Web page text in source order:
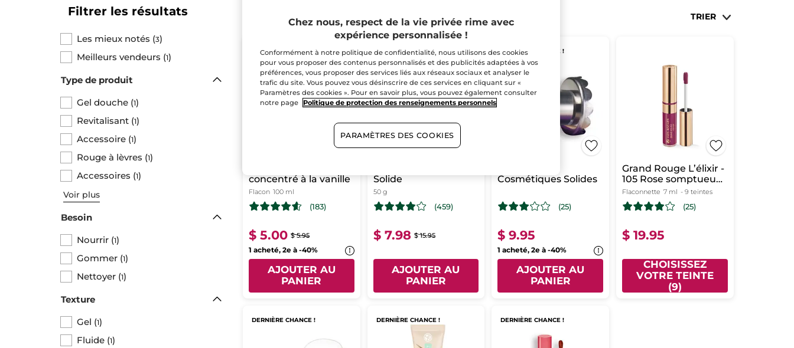
Filtrer les résultats
Les mieux notés (3)
Meilleurs vendeurs (1)
Type de produit
Gel douche (1)
Revitalisant (1)
Accessoire (1)
Rouge à lèvres (1)
Accessoires (1)
Voir plus
Besoin
Nourrir (1)
Gommer (1)
Nettoyer (1)
Texture
Gel (1)
Fluide (1)
TRIER
DERNIÈRE CHANCE !
concentré à la vanille
Flacon 100 ml
(183)
$ 5.00 $ 5.95
1 acheté, 2e à -40%
AJOUTER AU
PANIER
FAVORI
Solide
50 g
(459)
$ 7.98 $ 15.95
AJOUTER AU
PANIER
DERNIÈRE CHANCE !
Cosmétiques Solides
(25)
$ 9.95
1 acheté, 2e à -40%
AJOUTER AU
PANIER
Grand Rouge L’élixir -
105 Rose somptueux
mat
Flaconnette 7 ml - 9 teintes
(25)
$ 19.95
CHOISISSEZ
VOTRE TEINTE
(9)
DERNIÈRE CHANCE ! DERNIÈRE CHANCE ! DERNIÈRE CHANCE !
Chez nous, respect de la vie privée rime avec
expérience personnalisée !
Conformément à notre politique de confidentialité, nous utilisons des cookies
pour vous proposer des contenus personnalisés et des publicités adaptées à vos
préférences, vous proposer des services liés aux réseaux sociaux et analyser le
trafic du site. Vous pouvez vous désinscrire de ces services en cliquant sur «
Paramètres des cookies ». Pour en savoir plus, vous pouvez également consulter
notre page
Politique de protection des renseignements personnels
PARAMÈTRES DES COOKIES